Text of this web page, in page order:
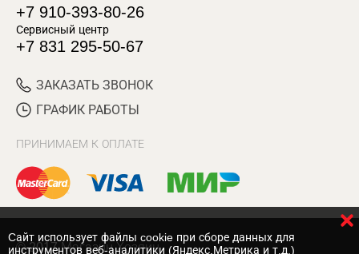
+7 910-393-80-26
Сервисный центр
+7 831 295-50-67
ЗАКАЗАТЬ ЗВОНОК
ГРАФИК РАБОТЫ
ПРИНИМАЕМ К ОПЛАТЕ
© 2017 Магазин Хозяин
Cайт использует файлы cookie при сборе данных для
инструментов веб-аналитики (Яндекс.Метрика и т.д.)